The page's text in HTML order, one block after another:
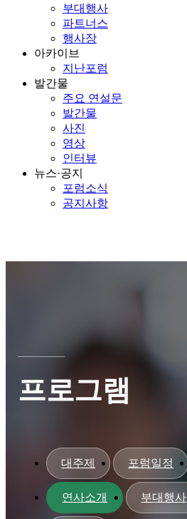
부대행사
파트너스
행사장
아카이브
지난포럼
발간물
주요 연설문
발간물
사진
영상
인터뷰
뉴스·공지
포럼소식
공지사항
프로그램
대주제 포럼일정
연사소개 부대행사